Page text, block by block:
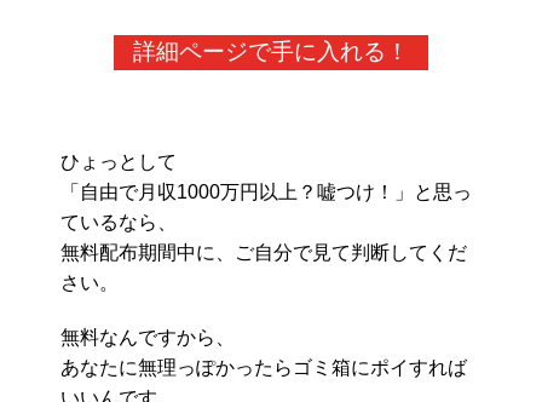
詳細ページで手に入れる！
ひょっとして
「自由で月収1000万円以上？嘘つけ！」と思っ
ているなら、
無料配布期間中に、ご自分で見て判断してくだ
さい。
無料なんですから、
あなたに無理っぽかったらゴミ箱にポイすれば
いいんです。